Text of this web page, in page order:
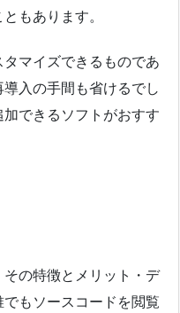
もあります。
マイズできるものであ
入の手間も省けるでし
できるソフトがおすす
の特徴とメリット・デ
もソースコードを閲覧